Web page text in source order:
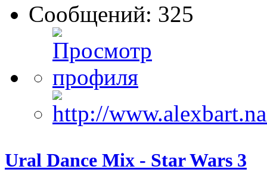
Сообщений: 325
Ural Dance Mix - Star Wars 3